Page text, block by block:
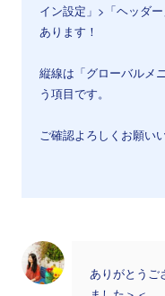
イン設定」>「ヘッダ
あります！
縦線は「グローバルメ
う項目です。
ご確認よろしくお願い
ありがとうご